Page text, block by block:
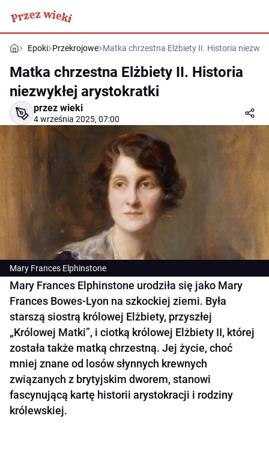
Epoki Przekrojowe Matka chrzestna Elżbiety II. Historia
Matka chrzestna Elżbiety II. Historia
niezwykłej arystokratki
przez wieki
4 września 2025, 07:00
Mary Frances Elphinstone
Mary Frances Elphinstone urodziła się jako Mary
Frances Bowes-Lyon na szkockiej ziemi. Była
starszą siostrą królowej Elżbiety, przyszłej
„Królowej Matki”, i ciotką królowej Elżbiety II, której
została także matką chrzestną. Jej życie, choć
mniej znane od losów słynnych krewnych
związanych z brytyjskim dworem, stanowi
fascynującą kartę historii arystokracji i rodziny
królewskiej.